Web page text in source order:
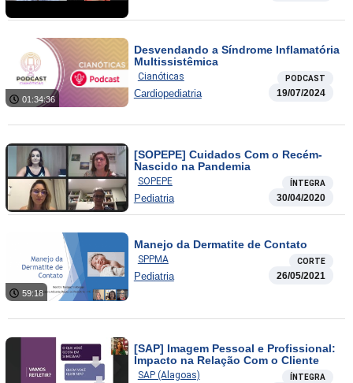
01:34:36
Desvendando a Síndrome Inflamatória
Multissistêmica
Cianóticas PODCAST
Cardiopediatria 19/07/2024
[SOPEPE] Cuidados Com o Recém-
Nascido na Pandemia
SOPEPE ÍNTEGRA
Pediatria 30/04/2020
59:18
Manejo da Dermatite de Contato
SPPMA CORTE
Pediatria 26/05/2021
[SAP] Imagem Pessoal e Profissional:
Impacto na Relação Com o Cliente
SAP (Alagoas) ÍNTEGRA